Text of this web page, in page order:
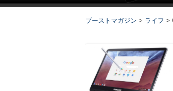
ブーストマガジン > ライフ >